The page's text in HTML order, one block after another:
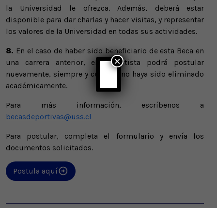
la Universidad le ofrezca. Además, deberá estar
disponible para dar charlas y hacer visitas, y representar
los valores de la Universidad en todas sus actividades.
8. En el caso de haber sido beneficiario de esta Beca en
una carrera anterior, el deportista podrá postular
nuevamente, siempre y cuando, no haya sido eliminado
académicamente.
Para más información, escríbenos a
becasdeportivas@uss.cl
Para postular, completa el formulario y envía los
documentos solicitados.
Postula aquí
×